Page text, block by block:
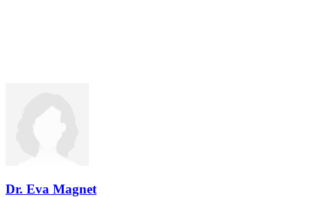
Dr. Eva Magnet